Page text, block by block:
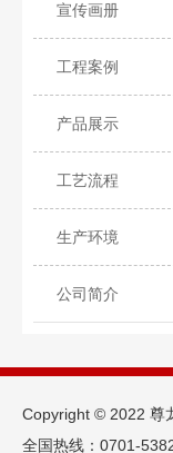
宣传画册
工程案例
产品展示
工艺流程
生产环境
公司简介
Copyright © 2022 尊龙
全国热线：0701-